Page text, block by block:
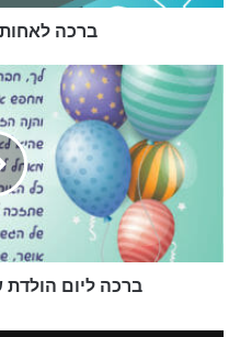
בדיחות ליום הולדת
ברכה
ברכה
ליום
הולדת
ברכה ליום